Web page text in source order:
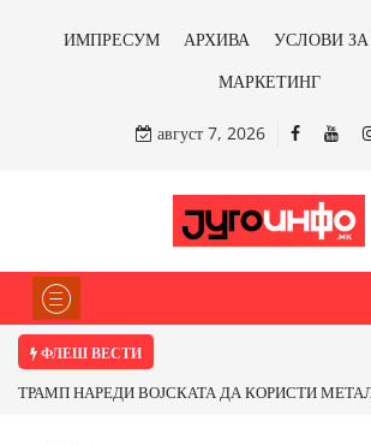
ИМПРЕСУМ АРХИВА
УСЛОВИ
МАРКЕТИНГ
август 7, 2026
ФЛЕШ ВЕСТИ
НАРЕДИ ВОЈСКАТА ДА КОРИСТИ